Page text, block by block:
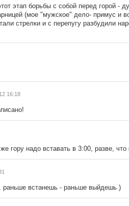
этап борьбы с собой перед горой
(мое "мужское" дело- примус и
стрелки и с перепугу разбудили
16:18
гору надо вставать в 3:00, разве,
раньше встанешь - раньше выйдешь )